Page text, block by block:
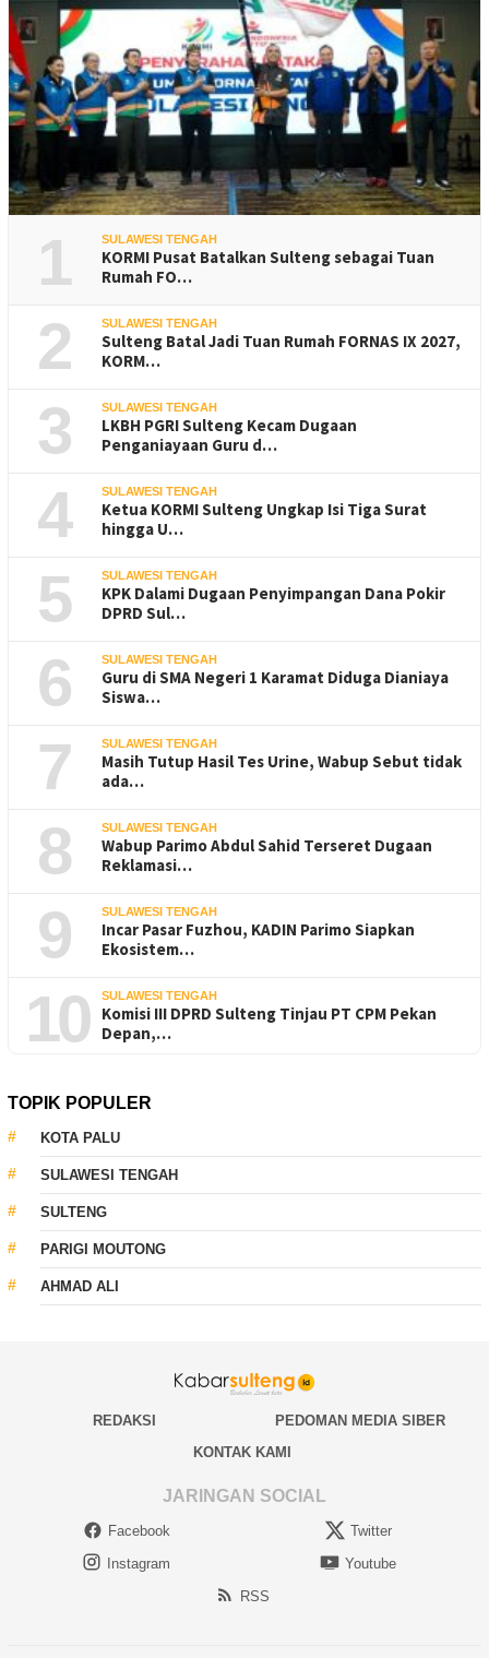
1 SULAWESI TENGAH
KORMI Pusat Batalkan Sulteng sebagai Tuan
Rumah FO…
2 SULAWESI TENGAH
Sulteng Batal Jadi Tuan Rumah FORNAS IX 2027,
KORM…
3 SULAWESI TENGAH
LKBH PGRI Sulteng Kecam Dugaan
Penganiayaan Guru d…
4 SULAWESI TENGAH
Ketua KORMI Sulteng Ungkap Isi Tiga Surat
hingga U…
5 SULAWESI TENGAH
KPK Dalami Dugaan Penyimpangan Dana Pokir
DPRD Sul…
6 SULAWESI TENGAH
Guru di SMA Negeri 1 Karamat Diduga Dianiaya
Siswa…
7 SULAWESI TENGAH
Masih Tutup Hasil Tes Urine, Wabup Sebut tidak
ada…
8 SULAWESI TENGAH
Wabup Parimo Abdul Sahid Terseret Dugaan
Reklamasi…
9 SULAWESI TENGAH
Incar Pasar Fuzhou, KADIN Parimo Siapkan
Ekosistem…
10 SULAWESI TENGAH
Komisi III DPRD Sulteng Tinjau PT CPM Pekan
Depan,…
TOPIK POPULER
KOTA PALU
SULAWESI TENGAH
SULTENG
PARIGI MOUTONG
AHMAD ALI
REDAKSI
PEDOMAN MEDIA SIBER
KONTAK KAMI
JARINGAN SOCIAL
Facebook
Twitter
Instagram
Youtube
RSS